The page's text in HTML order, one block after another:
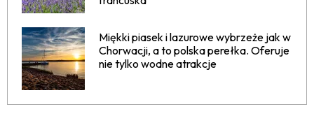
Miękki piasek i lazurowe wybrzeże jak w
Chorwacji, a to polska perełka. Oferuje
nie tylko wodne atrakcje